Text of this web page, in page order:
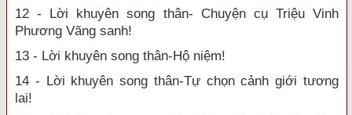
12 - Lời khuyên song thân- Chuyện cụ Triệu Vinh
Phương Vãng sanh!
13 - Lời khuyên song thân-Hộ niệm!
14 - Lời khuyên song thân-Tự chọn cảnh giới tương
lai!